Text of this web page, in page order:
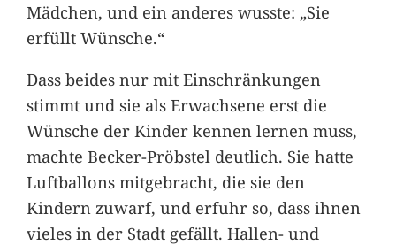
Mädchen, und ein anderes wusste: „Sie
erfüllt Wünsche.“
Dass beides nur mit Einschränkungen
stimmt und sie als Erwachsene erst die
Wünsche der Kinder kennen lernen muss,
machte Becker-Pröbstel deutlich. Sie hatte
Luftballons mitgebracht, die sie den
Kindern zuwarf, und erfuhr so, dass ihnen
vieles in der Stadt gefällt. Hallen- und